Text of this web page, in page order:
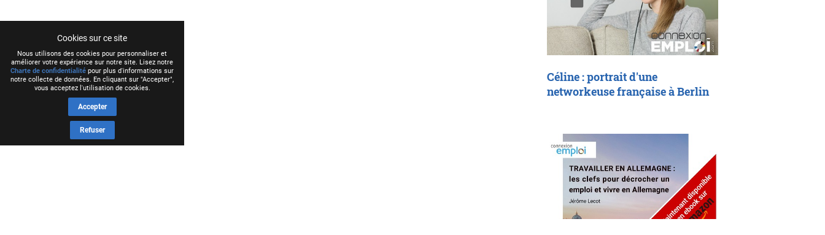
Céline : portrait d'une
networkeuse française à Berlin
Cookies sur ce site
Nous utilisons des cookies pour personnaliser et
améliorer votre expérience sur notre site. Lisez notre
Charte de confidentialité pour plus d'informations sur
notre collecte de données. En cliquant sur "Accepter",
vous acceptez l'utilisation de cookies.
Accepter
Refuser